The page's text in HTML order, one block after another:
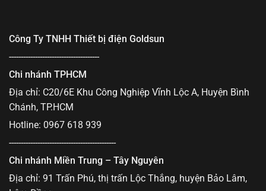
Công Ty TNHH Thiết bị điện Goldsun
--------------------------------------
Chi nhánh TPHCM
Địa chỉ: C20/6E Khu Công Nghiệp Vĩnh Lộc A, Huyện Bình
Chánh, TP.HCM
Hotline: 0967 618 939
---------------------------------------------
Chi nhánh Miền Trung – Tây Nguyên
Địa chỉ: 91 Trấn Phú, thị trấn Lộc Thắng, huyện Bảo Lâm,